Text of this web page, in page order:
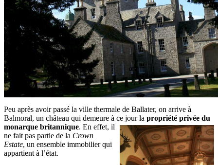
Peu après avoir passé la ville thermale de Ballater, on arrive à
Balmoral, un château qui demeure à ce jour la propriété privée du
monarque britannique. En effet, il
ne fait pas partie de la Crown
Estate, un ensemble immobilier qui
appartient à l’état.